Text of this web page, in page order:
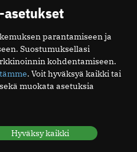
asetukset
parantamiseen ja
Suostumuksellasi
kohdentamiseen.
. Voit hyväksyä kaikki tai
muokata asetuksia
Hyväksy kaikki